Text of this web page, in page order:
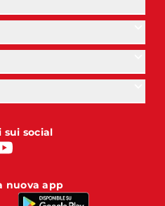
sui social
nuova app